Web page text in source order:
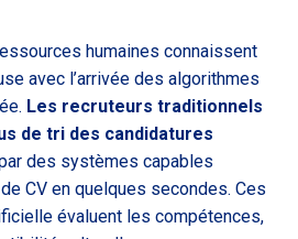
humaines connaissent
avec l’arrivée des algorithmes
Les recruteurs traditionnels
de tri des candidatures
des systèmes capables
CV en quelques secondes. Ces
évaluent les compétences,